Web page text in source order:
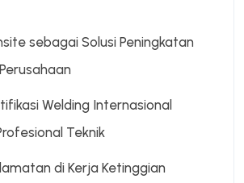
sebagai Solusi Peningkatan
Welding Internasional
Teknik
di Kerja Ketinggian